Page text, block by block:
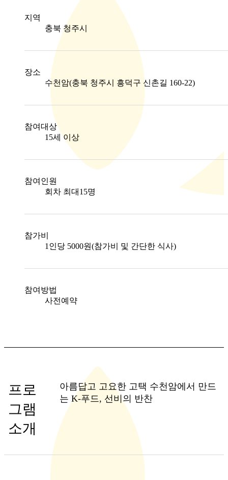
지역
충북 청주시
장소
수천암(충북 청주시 흥덕구 신촌길 160-22)
참여대상
15세 이상
참여인원
회차 최대15명
참가비
1인당 5000원(참가비 및 간단한 식사)
참여방법
사전예약
프로
그램
소개
아름답고 고요한 고택 수천암에서 만드
는 K-푸드, 선비의 반찬